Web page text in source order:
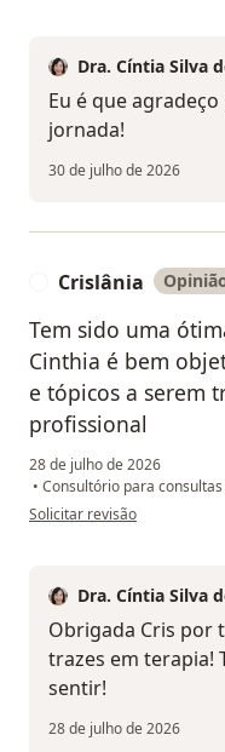
Dra. Cíntia Silva
Eu é que
jornada!
30 de julho de 2026
Crislânia
Tem sido uma
Cinthia é bem
e tópicos a serem
profissional
28 de julho de 2026
• Consultório para
na opinião do utilizador
Solicitar revisão
Dra. Cíntia Silva
Obrigada Cris por
trazes em terapia!
sentir!
28 de julho de 2026